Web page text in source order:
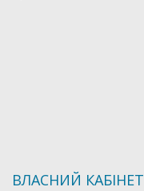
ВЛАСНИЙ КАБІНЕТ